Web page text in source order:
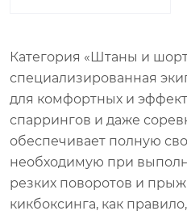
Категория «Штаны и
специализированная
для комфортных и
спаррингов и даже
обеспечивает полную
необходимую при
резких поворотов и
кикбоксинга, как